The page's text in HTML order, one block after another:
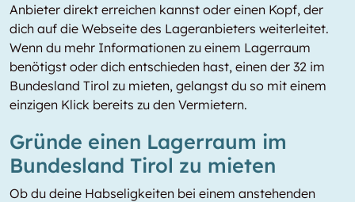
Anbieter direkt erreichen kannst oder einen Kopf, der
dich auf die Webseite des Lageranbieters weiterleitet.
Wenn du mehr Informationen zu einem Lagerraum
benötigst oder dich entschieden hast, einen der 32 im
Bundesland Tirol zu mieten, gelangst du so mit einem
einzigen Klick bereits zu den Vermietern.
Gründe einen Lagerraum im
Bundesland Tirol zu mieten
Ob du deine Habseligkeiten bei einem anstehenden